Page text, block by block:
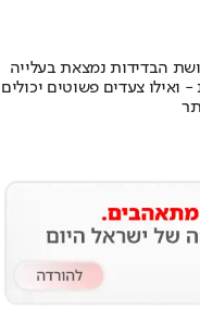
הבדידות נמצאת בעלייה
ואילו צעדים פשוטים יכולים